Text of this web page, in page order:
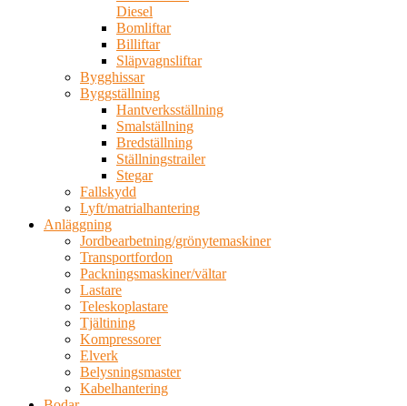
Diesel
Bomliftar
Billiftar
Släpvagnsliftar
Bygghissar
Byggställning
Hantverksställning
Smalställning
Bredställning
Ställningstrailer
Stegar
Fallskydd
Lyft/matrialhantering
Anläggning
Jordbearbetning/grönytemaskiner
Transportfordon
Packningsmaskiner/vältar
Lastare
Teleskoplastare
Tjältining
Kompressorer
Elverk
Belysningsmaster
Kabelhantering